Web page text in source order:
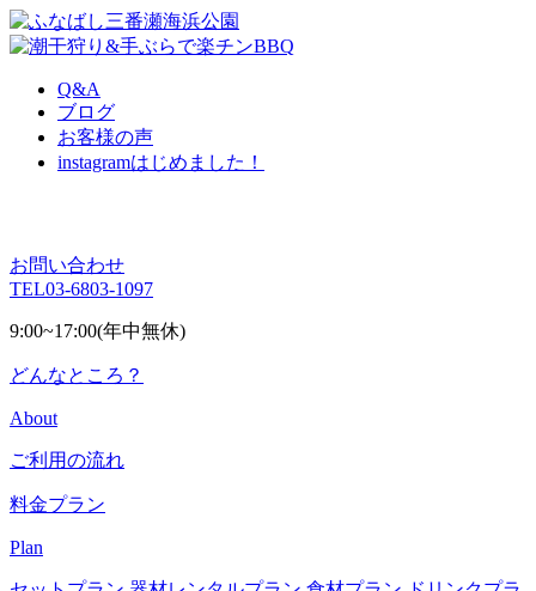
Q&A
ブログ
お客様の声
instagramはじめました！
お問い合わせ
TEL03-6803-1097
9:00~17:00(年中無休)
どんなところ？
About
ご利用の流れ
料金プラン
Plan